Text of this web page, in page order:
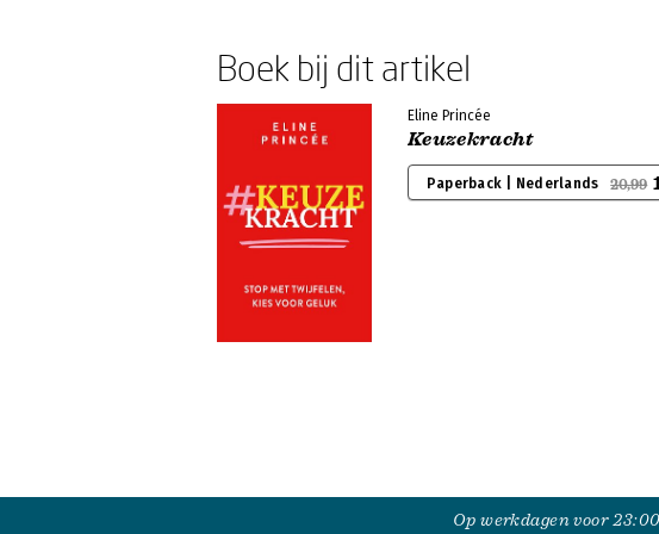
Boek bij dit artikel
Eline Princée
Keuzekracht
Paperback | Nederlands 20,99
Op werkdagen voor